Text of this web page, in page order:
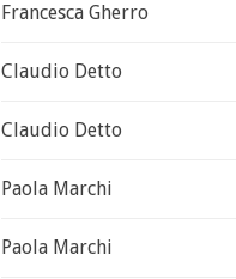
Francesca Gherro
Claudio Detto
Claudio Detto
Paola Marchi
Paola Marchi